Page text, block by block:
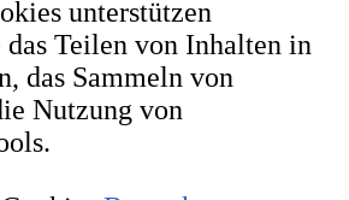
unterstützen
Teilen von Inhalten in
das Sammeln von
Nutzung von